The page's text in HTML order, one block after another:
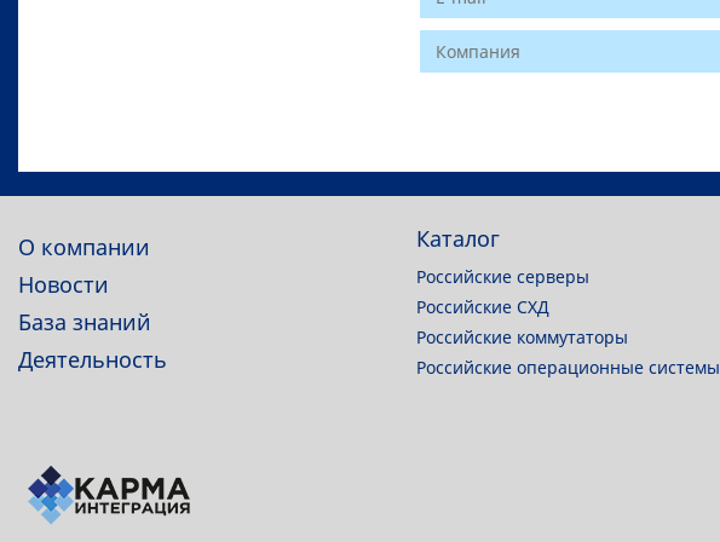
О компании
Новости
База знаний
Деятельность
Каталог
Российские серверы
Российские СХД
Российские коммутаторы
Российские операционные системы